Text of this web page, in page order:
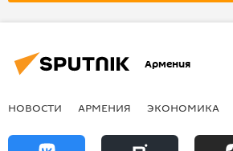
Армения
НОВОСТИ АРМЕНИЯ ЭКОНОМИКА